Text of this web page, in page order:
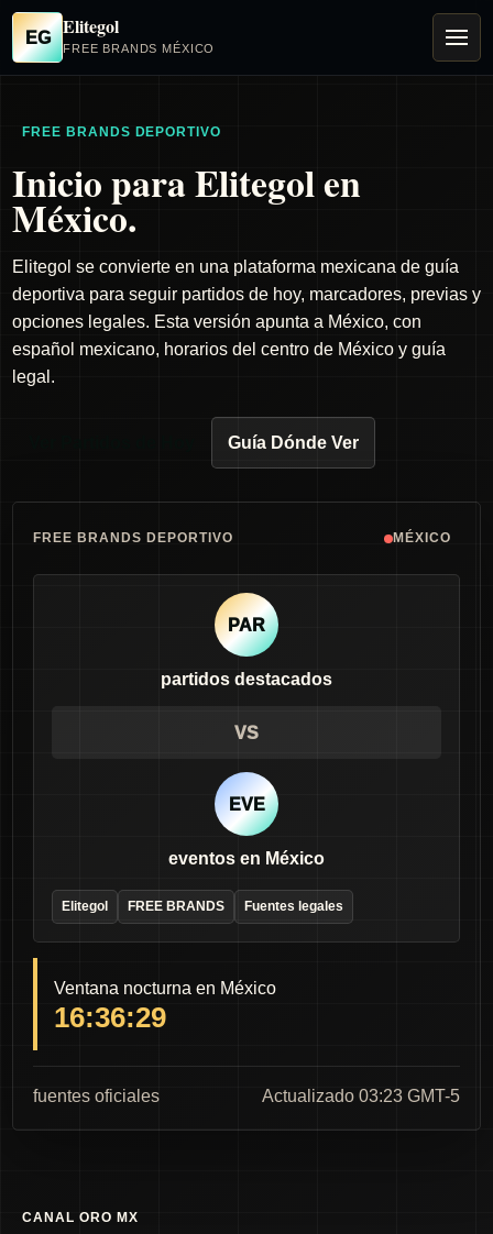
EG Elitegol
FREE BRANDS MÉXICO
FREE BRANDS DEPORTIVO
Inicio para Elitegol en
México.
Elitegol se convierte en una plataforma mexicana de guía
deportiva para seguir partidos de hoy, marcadores, previas y
opciones legales. Esta versión apunta a México, con
español mexicano, horarios del centro de México y guía
legal.
Guía Dónde Ver
FREE BRANDS DEPORTIVO MÉXICO
PAR
partidos destacados
VS
EVE
eventos en México
Elitegol FREE BRANDS Fuentes legales
Ventana nocturna en México
16:36:29
fuentes oficiales Actualizado 03:23 GMT-5
CANAL ORO MX